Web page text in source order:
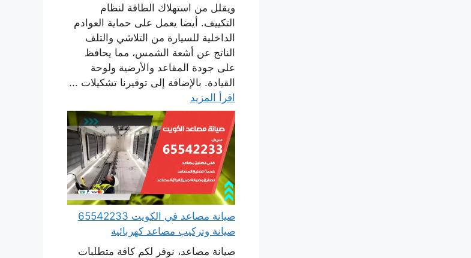
ويقلل من استهلاك الطاقة لنظام
التكييف. أيضا يعمل على حماية العوادم
الداخلية للسيارة من التلاشي والتلف
الناتج عن أشعة الشمس، مما يحافظ
على جودة المقاعد والأرضية ولوحة
القيادة. بالإضافة إلى توفيرنا تشكيلات ...
اقرأ المزيد
صيانة مصاعد في الكويت 65542233
صيانة وتركيب مصاعد كهربائية
صيانة مصاعد، نوفر لكم كافة متطلبات